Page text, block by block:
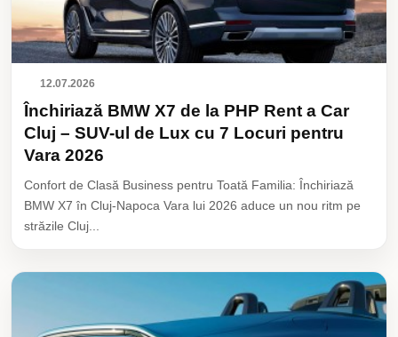
12.07.2026
Închiriază BMW X7 de la PHP Rent a Car
Cluj – SUV-ul de Lux cu 7 Locuri pentru
Vara 2026
Confort de Clasă Business pentru Toată Familia: Închiriază
BMW X7 în Cluj-Napoca Vara lui 2026 aduce un nou ritm pe
străzile Cluj...